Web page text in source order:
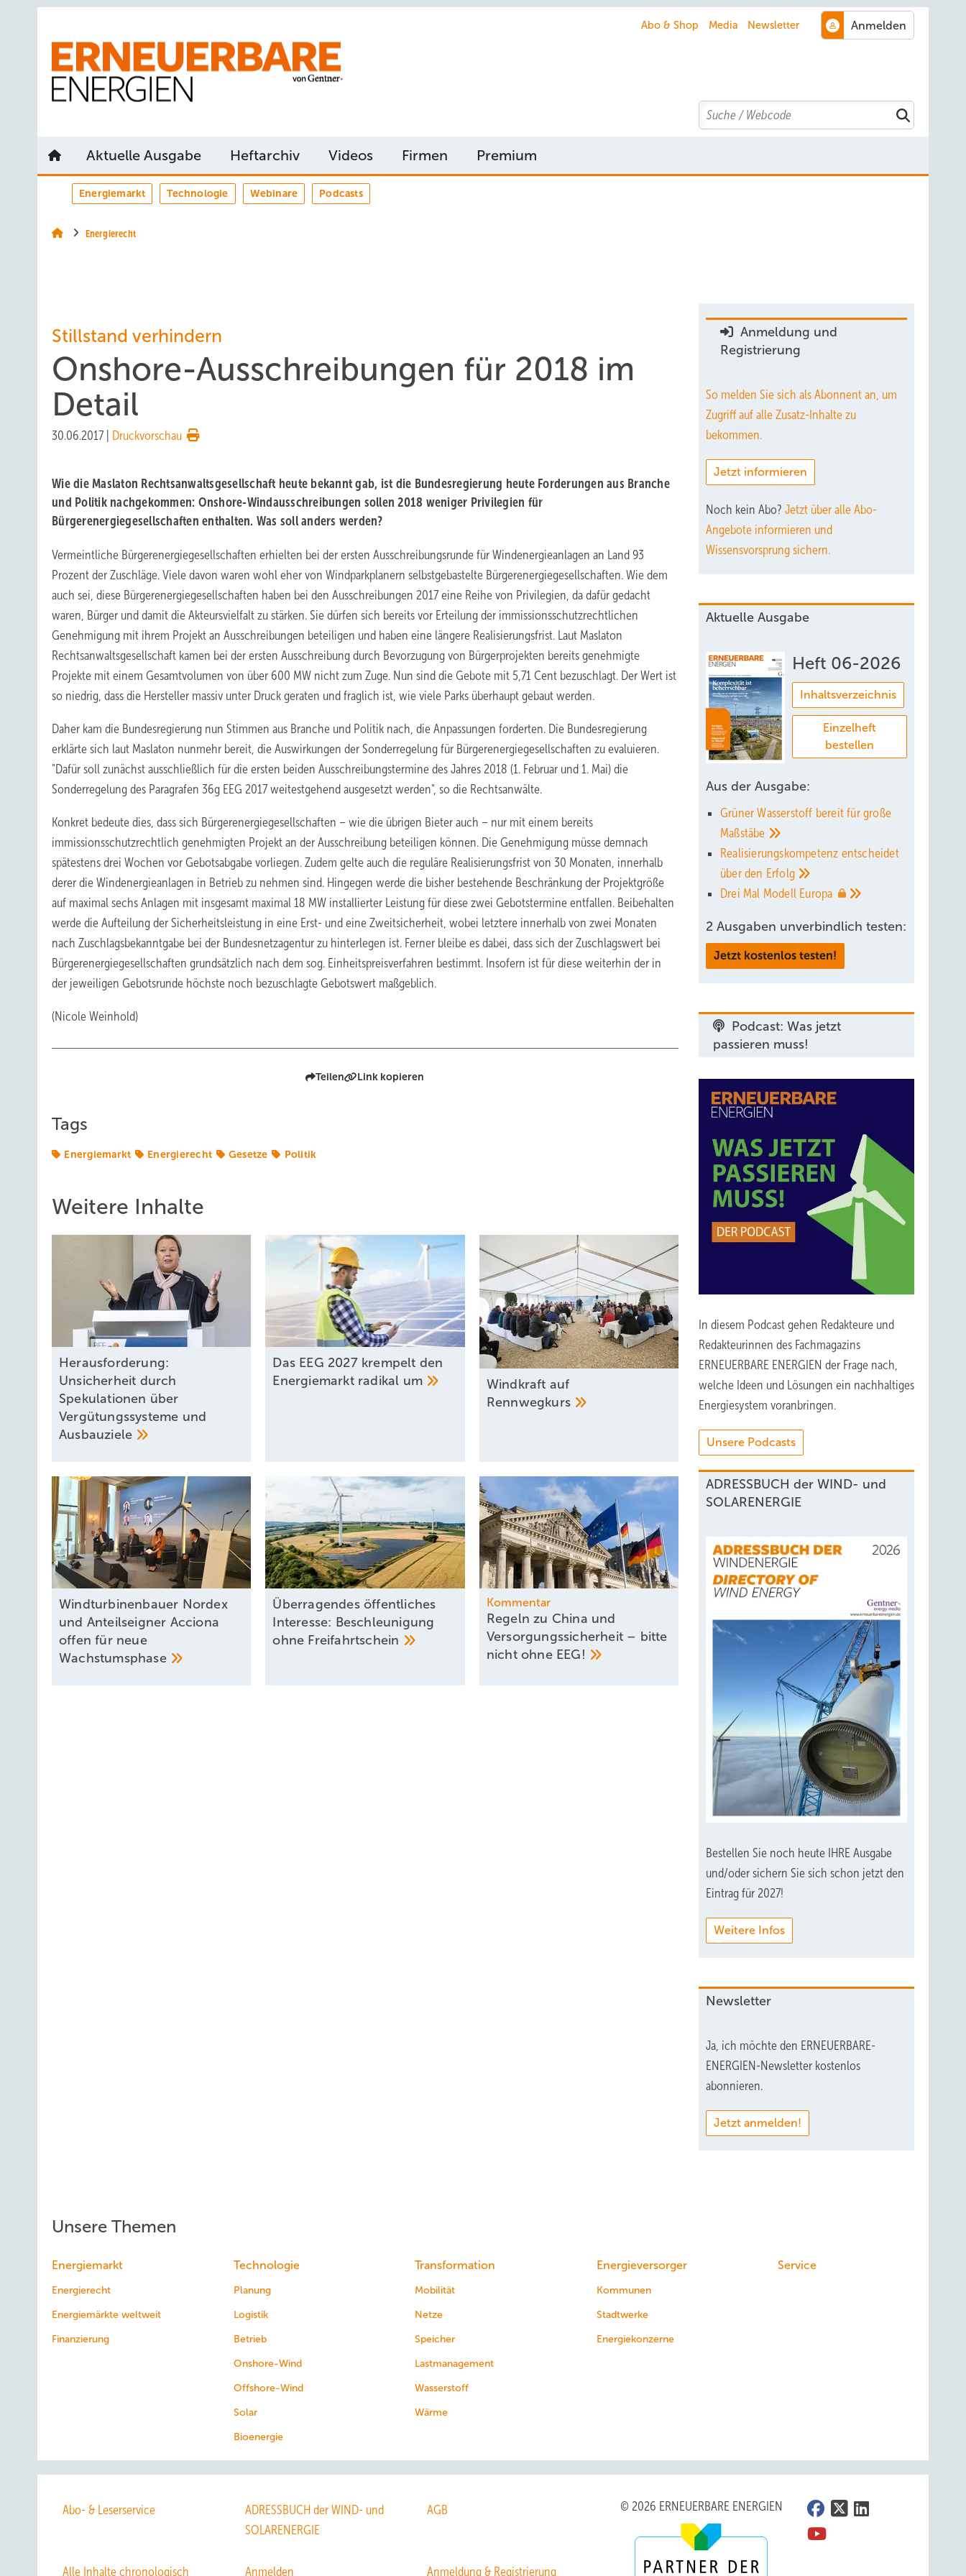
Abo & Shop Media Newsletter
Search
Aktuelle Ausgabe Heftarchiv Videos Firmen Premium
Energiemarkt Technologie Webinare Podcasts
Energierecht
Stillstand verhindern
Onshore-Ausschreibungen für 2018 im
Detail
30.06.2017 Druckvorschau
Wie die Maslaton Rechtsanwaltsgesellschaft heute bekannt gab, ist die Bundesregierung heute Forderungen aus Branche
und Politik nachgekommen: Onshore-Windausschreibungen sollen 2018 weniger Privilegien für
Bürgerenergiegesellschaften enthalten. Was soll anders werden?
Vermeintliche Bürgerenergiegesellschaften erhielten bei der ersten Ausschreibungsrunde für Windenergieanlagen an Land 93
Prozent der Zuschläge. Viele davon waren wohl eher von Windparkplanern selbstgebastelte Bürgerenergiegesellschaften. Wie dem
auch sei, diese Bürgerenergiegesellschaften haben bei den Ausschreibungen 2017 eine Reihe von Privilegien, da dafür gedacht
waren, Bürger und damit die Akteursvielfalt zu stärken. Sie dürfen sich bereits vor Erteilung der immissionsschutzrechtlichen
Genehmigung mit ihrem Projekt an Ausschreibungen beteiligen und haben eine längere Realisierungsfrist. Laut Maslaton
Rechtsanwaltsgesellschaft kamen bei der ersten Ausschreibung durch Bevorzugung von Bürgerprojekten bereits genehmigte
Projekte mit einem Gesamtvolumen von über 600 MW nicht zum Zuge. Nun sind die Gebote mit 5,71 Cent bezuschlagt. Der Wert ist
so niedrig, dass die Hersteller massiv unter Druck geraten und fraglich ist, wie viele Parks überhaupt gebaut werden.
Daher kam die Bundesregierung nun Stimmen aus Branche und Politik nach, die Anpassungen forderten. Die Bundesregierung
erklärte sich laut Maslaton nunmehr bereit, die Auswirkungen der Sonderregelung für Bürgerenergiegesellschaften zu evaluieren.
"Dafür soll zunächst ausschließlich für die ersten beiden Ausschreibungstermine des Jahres 2018 (1. Februar und 1. Mai) die
Sonderregelung des Paragrafen 36g EEG 2017 weitestgehend ausgesetzt werden", so die Rechtsanwälte.
Konkret bedeute dies, dass sich Bürgerenergiegesellschaften – wie die übrigen Bieter auch – nur mit einem bereits
immissionsschutzrechtlich genehmigten Projekt an der Ausschreibung beteiligen können. Die Genehmigung müsse demnach
spätestens drei Wochen vor Gebotsabgabe vorliegen. Zudem gelte auch die reguläre Realisierungsfrist von 30 Monaten, innerhalb
derer die Windenergieanlagen in Betrieb zu nehmen sind. Hingegen werde die bisher bestehende Beschränkung der Projektgröße
auf maximal sechs Anlagen mit insgesamt maximal 18 MW installierter Leistung für diese zwei Gebotstermine entfallen. Beibehalten
werde die Aufteilung der Sicherheitsleistung in eine Erst- und eine Zweitsicherheit, wobei letztere innerhalb von zwei Monaten
nach Zuschlagsbekanntgabe bei der Bundesnetzagentur zu hinterlegen ist. Ferner bleibe es dabei, dass sich der Zuschlagswert bei
Bürgerenergiegesellschaften grundsätzlich nach dem sog. Einheitspreisverfahren bestimmt. Insofern ist für diese weiterhin der in
der jeweiligen Gebotsrunde höchste noch bezuschlagte Gebotswert maßgeblich.
(Nicole Weinhold)
Teilen Link kopieren
Tags
Energiemarkt Energierecht Gesetze Politik
Weitere Inhalte
Herausforderung:
Unsicherheit durch
Spekulationen über
Vergütungssysteme und
Ausbauziele
Das EEG 2027 krempelt den
Energiemarkt radikal um
Windkraft auf
Rennwegkurs
Windturbinenbauer Nordex
und Anteilseigner Acciona
offen für neue
Wachstumsphase
Überragendes öffentliches
Interesse: Beschleunigung
ohne Freifahrtschein
Kommentar
Regeln zu China und
Versorgungssicherheit – bitte
nicht ohne EEG!
Anmeldung und
Registrierung
So melden Sie sich als Abonnent an, um
Zugriff auf alle Zusatz-Inhalte zu
bekommen.
Jetzt informieren
Noch kein Abo? Jetzt über alle Abo-
Angebote informieren und
Wissensvorsprung sichern.
Aktuelle Ausgabe
Heft 06-2026
Inhaltsverzeichnis
Einzelheft
bestellen
Aus der Ausgabe:
Grüner Wasserstoff bereit für große
Maßstäbe
Realisierungskompetenz entscheidet
über den Erfolg
Drei Mal Modell Europa
2 Ausgaben unverbindlich testen:
Jetzt kostenlos testen!
Podcast: Was jetzt
passieren muss!
In diesem Podcast gehen Redakteure und
Redakteurinnen des Fachmagazins
ERNEUERBARE ENERGIEN der Frage nach,
welche Ideen und Lösungen ein nachhaltiges
Energiesystem voranbringen.
Unsere Podcasts
ADRESSBUCH der WIND- und
SOLARENERGIE
Bestellen Sie noch heute IHRE Ausgabe
und/oder sichern Sie sich schon jetzt den
Eintrag für 2027!
Weitere Infos
Newsletter
Ja, ich möchte den ERNEUERBARE-
ENERGIEN-Newsletter kostenlos
abonnieren.
Jetzt anmelden!
Unsere Themen
Energiemarkt
Energierecht
Energiemärkte weltweit
Finanzierung
Technologie
Planung
Logistik
Betrieb
Onshore-Wind
Offshore-Wind
Solar
Bioenergie
Transformation
Mobilität
Netze
Speicher
Lastmanagement
Wasserstoff
Wärme
Energieversorger
Kommunen
Stadtwerke
Energiekonzerne
Service
Abo- & Leserservice
ADRESSBUCH der WIND- und
SOLARENERGIE
AGB
Alle Inhalte chronologisch Anmelden Anmeldung & Registrierung
© 2026 ERNEUERBARE ENERGIEN